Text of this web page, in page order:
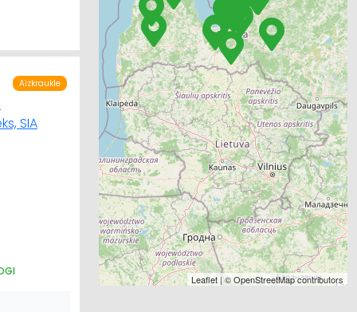
Aizkraukle
Leaflet | ©OpenStreetMapcontributors